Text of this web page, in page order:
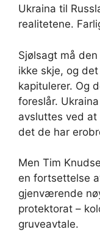
Ukraina til
realitetene.
Sjølsagt må
ikke skje, og
kapitulerer. Og
foreslår.
avsluttes ved at
det de har
Men Tim
en fortsettelse
gjenværende
protektorat –
gruveavtale.